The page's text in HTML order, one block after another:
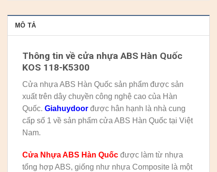
MÔ TẢ
Thông tin về cửa nhựa ABS Hàn Quốc
KOS 118-K5300
Cửa nhựa ABS Hàn Quốc sản phẩm được sản
xuất trên dây chuyền công nghệ cao của Hàn
Quốc. Giahuydoor được hân hạnh là nhà cung
cấp số 1 về sản phẩm cửa ABS Hàn Quốc tại Việt
Nam.
Cửa Nhựa ABS Hàn Quốc được làm từ nhựa
tổng hợp ABS, giống như nhựa Composite là một